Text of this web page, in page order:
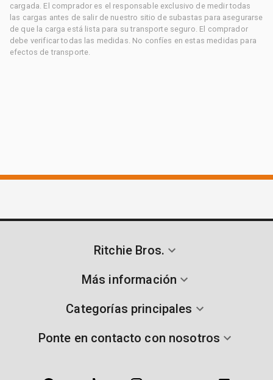
cargada. El comprador es el responsable exclusivo de medir todas
las cargas antes de salir de nuestro sitio de subastas para asegurarse
de que la carga está lista para su transporte seguro. El comprador
debe verificar todas las medidas. No confíes en estas medidas para
efectos de transporte.
Ritchie Bros.
Más información
Categorías principales
Ponte en contacto con nosotros